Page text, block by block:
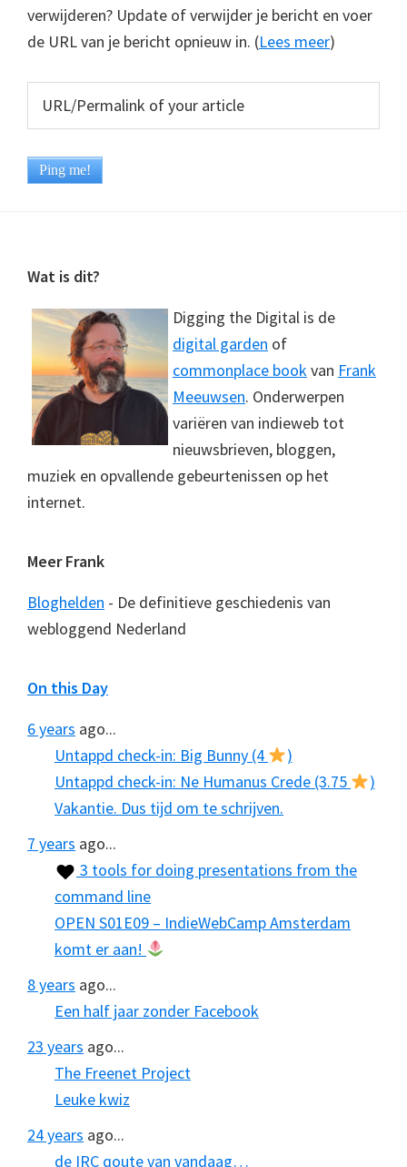
verwijderen? Update of verwijder je bericht en voer
de URL van je bericht opnieuw in. (Lees meer)
Footer
Wat is dit?
Digging the Digital is de
digital garden of
commonplace bookvan Frank
Meeuwsen. Onderwerpen
variëren van indieweb tot
nieuwsbrieven, bloggen,
muziek en opvallende gebeurtenissen op het
internet.
Meer Frank
Bloghelden - De definitieve geschiedenis van
webloggend Nederland
On this Day
6 years ago...
Untappd check-in: Big Bunny (4
)
Untappd check-in: Ne Humanus Crede (3.75
)
Vakantie. Dus tijd om te schrijven.
7 years ago...
3 tools for doing presentations from the
command line
OPEN S01E09 – IndieWebCamp Amsterdam
komt er aan!
8 years ago...
Een half jaar zonder Facebook
23 years ago...
The Freenet Project
Leuke kwiz
24 years ago...
de IRC qoute van vandaag…